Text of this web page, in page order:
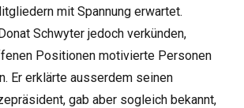
mit Spannung erwartet.
Schwyter jedoch verkünden,
Positionen motivierte Personen
Er erklärte ausserdem seinen
gab aber sogleich bekannt,